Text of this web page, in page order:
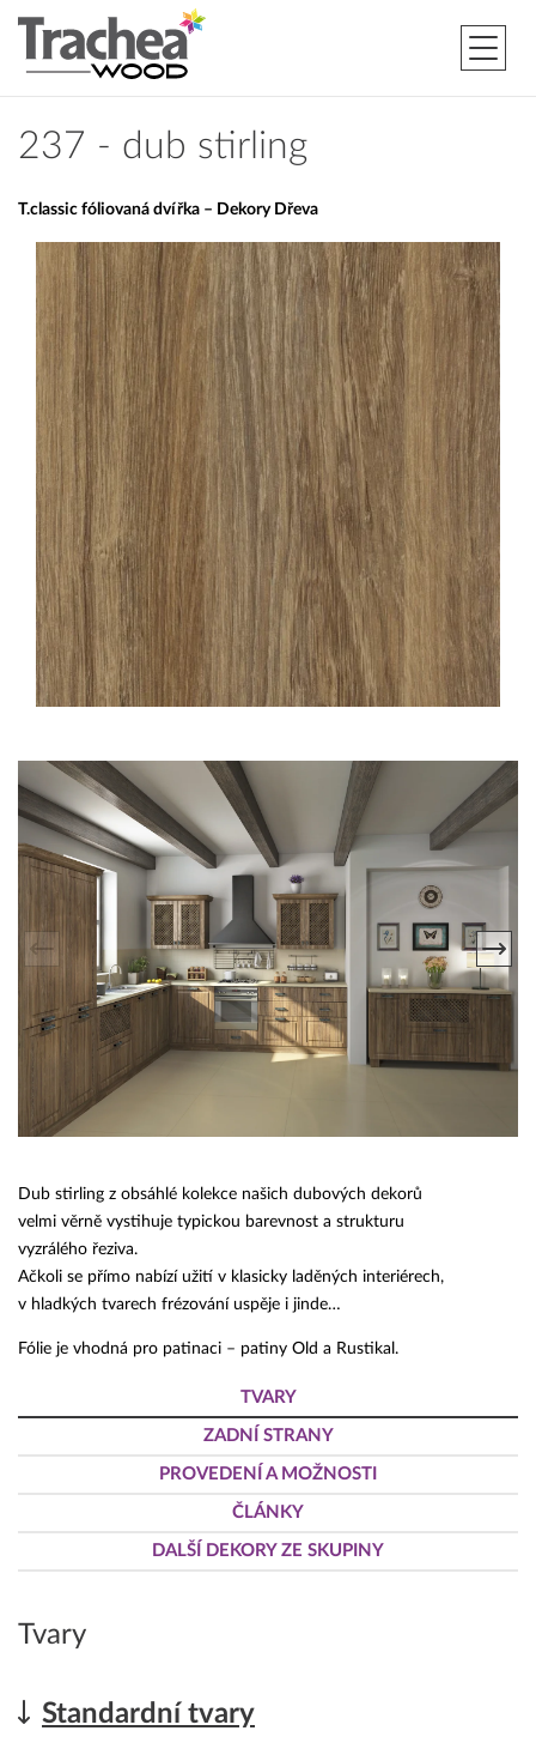
237 - dub stirling
T.classic fóliovaná dvířka – Dekory Dřeva
Dub stirling z obsáhlé kolekce našich dubových dekorů
velmi věrně vystihuje typickou barevnost a strukturu
vyzrálého řeziva.
Ačkoli se přímo nabízí užití v klasicky laděných interiérech,
v hladkých tvarech frézování uspěje i jinde…
Fólie je vhodná pro patinaci – patiny Old a Rustikal.
TVARY
ZADNÍ STRANY
PROVEDENÍ A MOŽNOSTI
ČLÁNKY
DALŠÍ DEKORY ZE SKUPINY
Tvary
Standardní tvary